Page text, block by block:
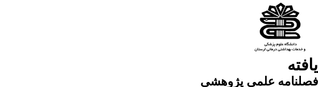
یافته
فصلنامه علمی پژوهشی